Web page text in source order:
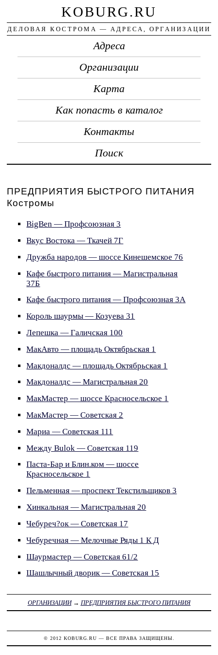
KOBURG.RU
ДЕЛОВАЯ КОСТРОМА — АДРЕСА, ОРГАНИЗАЦИИ
Адреса
Организации
Карта
Как попасть в каталог
Контакты
Поиск
ПРЕДПРИЯТИЯ БЫСТРОГО ПИТАНИЯ
Костромы
BigBen — Профсоюзная 3
Вкус Востока — Ткачей 7Г
Дружба народов — шоссе Кинешемское 76
Кафе быстрого питания — Магистральная
37Б
Кафе быстрого питания — Профсоюзная 3А
Король шаурмы — Козуева 31
Лепешка — Галичская 100
МакАвто — площадь Октябрьская 1
Макдоналдс — площадь Октябрьская 1
Макдоналдс — Магистральная 20
МакМастер — шоссе Красносельское 1
МакМастер — Советская 2
Мариа — Советская 111
Между Bulok — Советская 119
Паста-Бар и Блин.ком — шоссе
Красносельское 1
Пельменная — проспект Текстильщиков 3
Хинкальная — Магистральная 20
Чебуреч?ок — Советская 17
Чебуречная — Мелочные Ряды 1 К Д
Шаурмастер — Советская 61/2
Шашлычный дворик — Советская 15
ОРГАНИЗАЦИИ→ ПРЕДПРИЯТИЯ БЫСТРОГО ПИТАНИЯ
© 2012 KOBURG.RU — ВСЕ ПРАВА ЗАЩИЩЕНЫ.